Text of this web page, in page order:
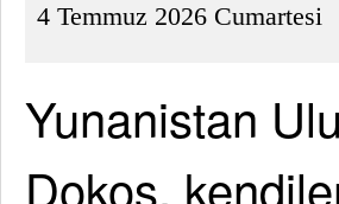
4 Temmuz 2026 Cumartesi
Yunanistan
Dokos,